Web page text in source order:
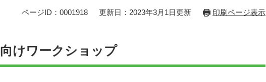
ページID：0001918 更新日：2023年3月1日更新 印刷ページ表示
けワークショップ